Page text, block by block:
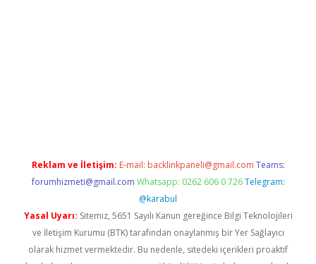
Reklam ve İletişim: E-mail: backlinkpaneli@gmail.com Teams:
forumhizmeti@gmail.com Whatsapp: 0262 606 0 726 Telegram:
@karabul
Yasal Uyarı: Sitemiz, 5651 Sayılı Kanun gereğince Bilgi Teknolojileri
ve İletişim Kurumu (BTK) tarafından onaylanmış bir Yer Sağlayıcı
olarak hizmet vermektedir. Bu nedenle, sitedeki içerikleri proaktif